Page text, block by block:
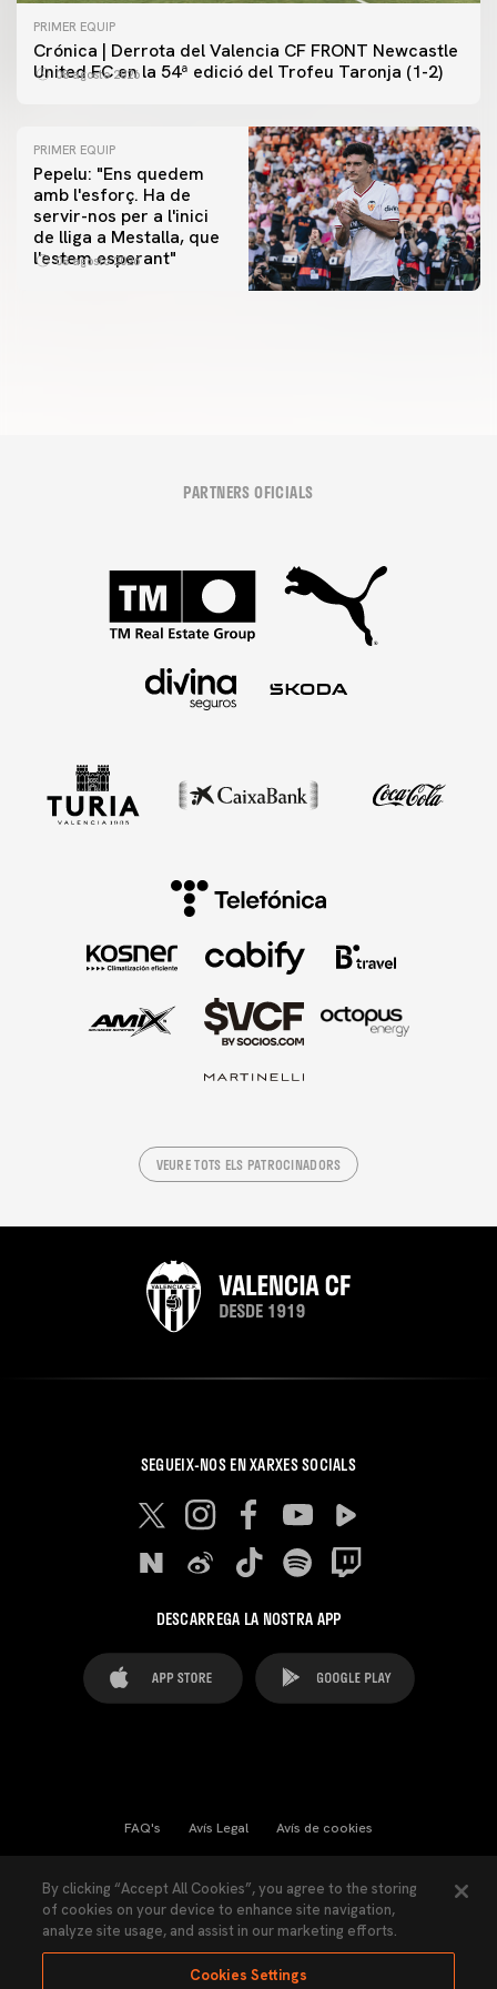
PRIMER EQUIP
Crónica | Derrota del Valencia CF FRONT Newcastle
United FC en la 54ª edició del Trofeu Taronja (1-2)
08 agosto 2026
PRIMER EQUIP
Pepelu: "Ens quedem
amb l'esforç. Ha de
servir-nos per a l'inici
de lliga a Mestalla, que
l'estem esperant"
08 agosto 2026
PRIMER EQUIP
📸 #ValenciaNUFC
PRIMER EQUIP
MESTALLA 📍
PARTNERS OFICIALS
VEURE TOTS ELS PATROCINADORS
SEGUEIX-NOS EN XARXES SOCIALS
DESCARREGA LA NOSTRA APP
FAQ's Avís Legal Avís de cookies
Llei de Transparència Política de Privacitat
Accessibilitat
By clicking “Accept All Cookies”, you agree to the storing
of cookies on your device to enhance site navigation,
analyze site usage, and assist in our marketing efforts.
Cookies Settings